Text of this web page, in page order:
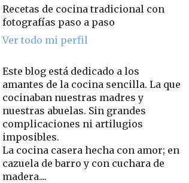
Recetas de cocina tradicional con
fotografías paso a paso
Ver todo mi perfil
Este blog está dedicado a los
amantes de la cocina sencilla. La que
cocinaban nuestras madres y
nuestras abuelas. Sin grandes
complicaciones ni artilugios
imposibles.
La cocina casera hecha con amor; en
cazuela de barro y con cuchara de
madera....